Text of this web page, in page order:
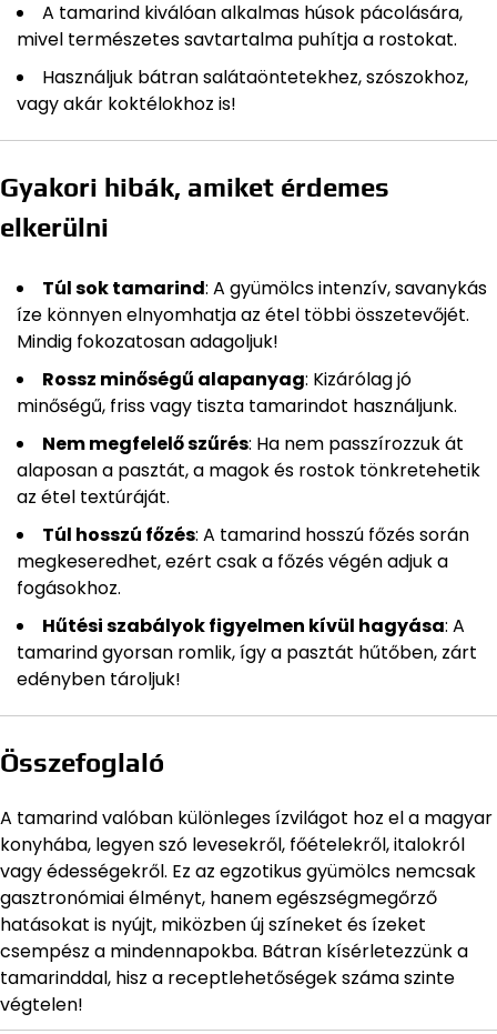
A tamarind kiválóan alkalmas húsok pácolására,
mivel természetes savtartalma puhítja a rostokat.
Használjuk bátran salátaöntetekhez, szószokhoz,
vagy akár koktélokhoz is!
Gyakori hibák, amiket érdemes
elkerülni
Túl sok tamarind: A gyümölcs intenzív, savanykás
íze könnyen elnyomhatja az étel többi összetevőjét.
Mindig fokozatosan adagoljuk!
Rossz minőségű alapanyag: Kizárólag jó
minőségű, friss vagy tiszta tamarindot használjunk.
Nem megfelelő szűrés: Ha nem passzírozzuk át
alaposan a pasztát, a magok és rostok tönkretehetik
az étel textúráját.
Túl hosszú főzés: A tamarind hosszú főzés során
megkeseredhet, ezért csak a főzés végén adjuk a
fogásokhoz.
Hűtési szabályok figyelmen kívül hagyása: A
tamarind gyorsan romlik, így a pasztát hűtőben, zárt
edényben tároljuk!
Összefoglaló
A tamarind valóban különleges ízvilágot hoz el a magyar
konyhába, legyen szó levesekről, főételekről, italokról
vagy édességekről. Ez az egzotikus gyümölcs nemcsak
gasztronómiai élményt, hanem egészségmegőrző
hatásokat is nyújt, miközben új színeket és ízeket
csempész a mindennapokba. Bátran kísérletezzünk a
tamarinddal, hisz a receptlehetőségek száma szinte
végtelen!